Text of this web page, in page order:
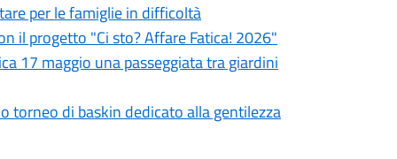
per le famiglie in difficoltà
il progetto "Ci sto? Affare Fatica! 2026"
17 maggio una passeggiata tra giardini
torneo di baskin dedicato alla gentilezza